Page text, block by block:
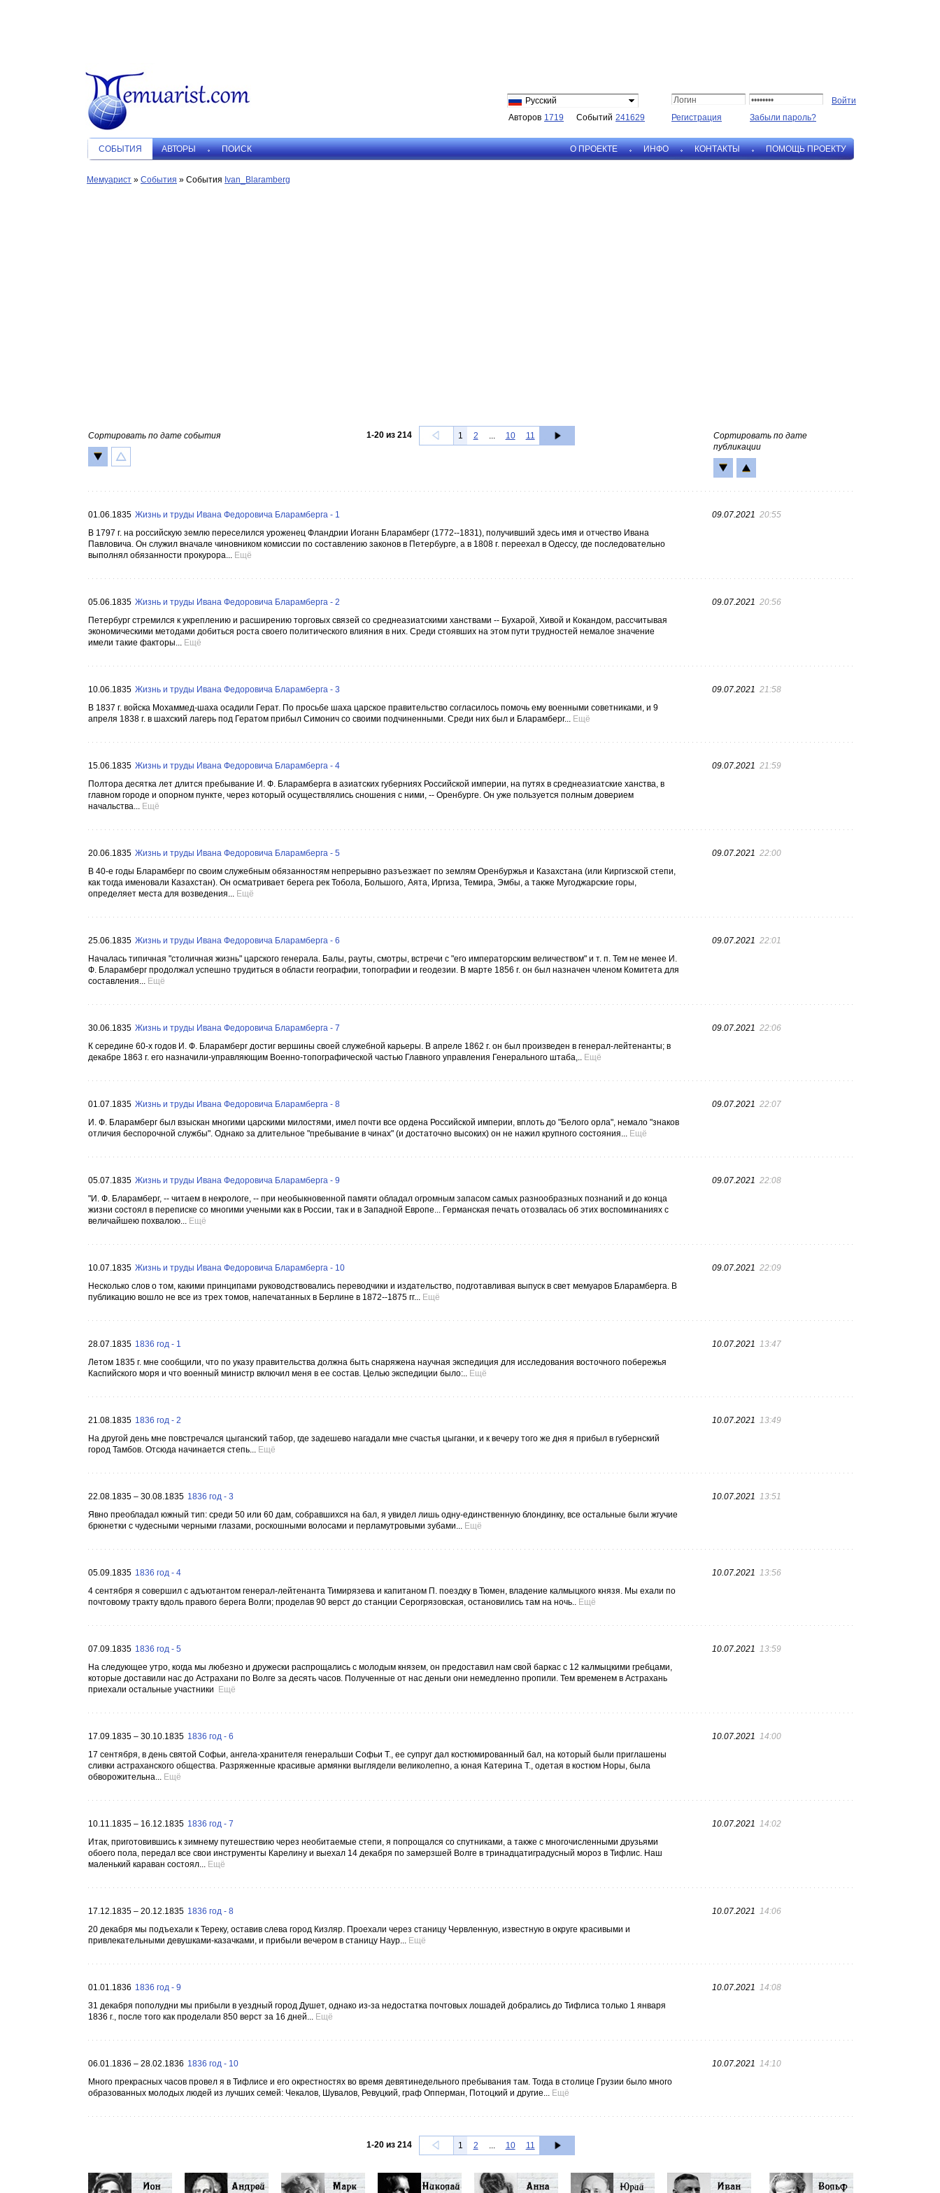
Русский
Авторов 1719 Событий 241629 Регистрация Забыли пароль?
СОБЫТИЯ АВТОРЫ ПОИСК О ПРОЕКТЕ ИНФО КОНТАКТЫ ПОМОЩЬ ПРОЕКТУ
Мемуарист » События » События Ivan_Blaramberg
Сортировать по дате события 1-20из 214 1 2 ... 10 11
Сортировать по дате
публикации
01.06.1835 Жизнь и труды Ивана Федоровича Бларамберга - 1
В 1797 г. на российскую землю переселился уроженец Фландрии Иоганн Бларамберг (1772--1831), получивший здесь имя и отчество Ивана
Павловича. Он служил вначале чиновником комиссии по составлению законов в Петербурге, а в 1808 г. переехал в Одессу, где последовательно
выполнял обязанности прокурора... Ещё
09.07.2021 20:55
05.06.1835 Жизнь и труды Ивана Федоровича Бларамберга - 2
Петербург стремился к укреплению и расширению торговых связей со среднеазиатскими ханствами -- Бухарой, Хивой и Кокандом, рассчитывая
экономическими методами добиться роста своего политического влияния в них. Среди стоявших на этом пути трудностей немалое значение
имели такие факторы... Ещё
09.07.2021 20:56
10.06.1835 Жизнь и труды Ивана Федоровича Бларамберга - 3
В 1837 г. войска Мохаммед-шаха осадили Герат. По просьбе шаха царское правительство согласилось помочь ему военными советниками, и 9
апреля 1838 г. в шахский лагерь под Гератом прибыл Симонич со своими подчиненными. Среди них был и Бларамберг... Ещё
09.07.2021 21:58
15.06.1835 Жизнь и труды Ивана Федоровича Бларамберга - 4
Полтора десятка лет длится пребывание И. Ф. Бларамберга в азиатских губерниях Российской империи, на путях в среднеазиатские ханства, в
главном городе и опорном пункте, через который осуществлялись сношения с ними, -- Оренбурге. Он уже пользуется полным доверием
начальства... Ещё
09.07.2021 21:59
20.06.1835 Жизнь и труды Ивана Федоровича Бларамберга - 5
В 40-е годы Бларамберг по своим служебным обязанностям непрерывно разъезжает по землям Оренбуржья и Казахстана (или Киргизской степи,
как тогда именовали Казахстан). Он осматривает берега рек Тобола, Большого, Аята, Иргиза, Темира, Эмбы, а также Мугоджарские горы,
определяет места для возведения... Ещё
09.07.2021 22:00
25.06.1835 Жизнь и труды Ивана Федоровича Бларамберга - 6
Началась типичная "столичная жизнь" царского генерала. Балы, рауты, смотры, встречи с "его императорским величеством" и т. п. Тем не менее И.
Ф. Бларамберг продолжал успешно трудиться в области географии, топографии и геодезии. В марте 1856 г. он был назначен членом Комитета для
составления... Ещё
09.07.2021 22:01
30.06.1835 Жизнь и труды Ивана Федоровича Бларамберга - 7
К середине 60-х годов И. Ф. Бларамберг достиг вершины своей служебной карьеры. В апреле 1862 г. он был произведен в генерал-лейтенанты; в
декабре 1863 г. его назначили-управляющим Военно-топографической частью Главного управления Генерального штаба,.. Ещё
09.07.2021 22:06
01.07.1835 Жизнь и труды Ивана Федоровича Бларамберга - 8
И. Ф. Бларамберг был взыскан многими царскими милостями, имел почти все ордена Российской империи, вплоть до "Белого орла", немало "знаков
отличия беспорочной службы". Однако за длительное "пребывание в чинах" (и достаточно высоких) он не нажил крупного состояния... Ещё
09.07.2021 22:07
05.07.1835 Жизнь и труды Ивана Федоровича Бларамберга - 9
"И. Ф. Бларамберг, -- читаем в некрологе, -- при необыкновенной памяти обладал огромным запасом самых разнообразных познаний и до конца
жизни состоял в переписке со многими учеными как в России, так и в Западной Европе... Германская печать отозвалась об этих воспоминаниях с
величайшею похвалою... Ещё
09.07.2021 22:08
10.07.1835 Жизнь и труды Ивана Федоровича Бларамберга - 10
Несколько слов о том, какими принципами руководствовались переводчики и издательство, подготавливая выпуск в свет мемуаров Бларамберга. В
публикацию вошло не все из трех томов, напечатанных в Берлине в 1872--1875 гг... Ещё
09.07.2021 22:09
28.07.1835 1836 год - 1
Летом 1835 г. мне сообщили, что по указу правительства должна быть снаряжена научная экспедиция для исследования восточного побережья
Каспийского моря и что военный министр включил меня в ее состав. Целью экспедиции было:.. Ещё
10.07.2021 13:47
21.08.1835 1836 год - 2
На другой день мне повстречался цыганский табор, где задешево нагадали мне счастья цыганки, и к вечеру того же дня я прибыл в губернский
город Тамбов. Отсюда начинается степь... Ещё
10.07.2021 13:49
22.08.1835 – 30.08.1835 1836 год - 3
Явно преобладал южный тип: среди 50 или 60 дам, собравшихся на бал, я увидел лишь одну-единственную блондинку, все остальные были жгучие
брюнетки с чудесными черными глазами, роскошными волосами и перламутровыми зубами... Ещё
10.07.2021 13:51
05.09.1835 1836 год - 4
4 сентября я совершил с адъютантом генерал-лейтенанта Тимирязева и капитаном П. поездку в Тюмен, владение калмыцкого князя. Мы ехали по
почтовому тракту вдоль правого берега Волги; проделав 90 верст до станции Серогрязовская, остановились там на ночь.. Ещё
10.07.2021 13:56
07.09.1835 1836 год - 5
На следующее утро, когда мы любезно и дружески распрощались с молодым князем, он предоставил нам свой баркас с 12 калмыцкими гребцами,
которые доставили нас до Астрахани по Волге за десять часов. Полученные от нас деньги они немедленно пропили. Тем временем в Астрахань
приехали остальные участники
Ещё
10.07.2021 13:59
17.09.1835 – 30.10.1835 1836 год - 6
17 сентября, в день святой Софьи, ангела-хранителя генеральши Софьи Т., ее супруг дал костюмированный бал, на который были приглашены
сливки астраханского общества. Разряженные красивые армянки выглядели великолепно, а юная Катерина Т., одетая в костюм Норы, была
обворожительна... Ещё
10.07.2021 14:00
10.11.1835 – 16.12.1835 1836 год - 7
Итак, приготовившись к зимнему путешествию через необитаемые степи, я попрощался со спутниками, а также с многочисленными друзьями
обоего пола, передал все свои инструменты Карелину и выехал 14 декабря по замерзшей Волге в тринадцатиградусный мороз в Тифлис. Наш
маленький караван состоял... Ещё
10.07.2021 14:02
17.12.1835 – 20.12.1835 1836 год - 8
20 декабря мы подъехали к Тереку, оставив слева город Кизляр. Проехали через станицу Червленную, известную в округе красивыми и
привлекательными девушками-казачками, и прибыли вечером в станицу Наур... Ещё
10.07.2021 14:06
01.01.1836 1836 год - 9
31 декабря пополудни мы прибыли в уездный город Душет, однако из-за недостатка почтовых лошадей добрались до Тифлиса только 1 января
1836 г., после того как проделали 850 верст за 16 дней... Ещё
10.07.2021 14:08
06.01.1836 – 28.02.1836 1836 год - 10
Много прекрасных часов провел я в Тифлисе и его окрестностях во время девятинедельного пребывания там. Тогда в столице Грузии было много
образованных молодых людей из лучших семей: Чекалов, Шувалов, Ревуцкий, граф Опперман, Потоцкий и другие... Ещё
10.07.2021 14:10
1-20из 214 1 2 ... 10 11